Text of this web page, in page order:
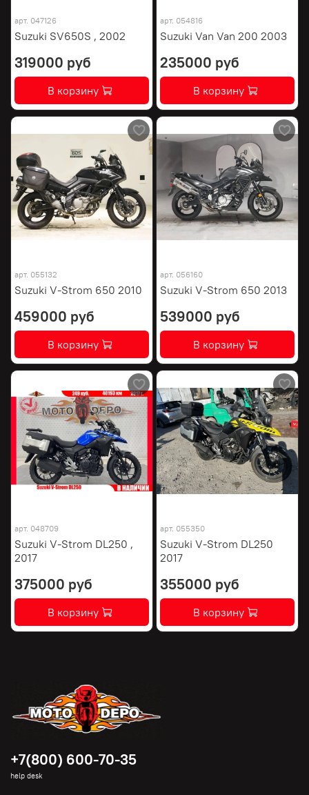
арт. 047126
Suzuki SV650S , 2002
319000 руб
В корзину
арт. 054816
Suzuki Van Van 200 2003
235000 руб
В корзину
арт. 055132
Suzuki V-Strom 650 2010
459000 руб
В корзину
арт. 056160
Suzuki V-Strom 650 2013
539000 руб
В корзину
арт. 048709
Suzuki V-Strom DL250 ,
2017
375000 руб
В корзину
арт. 055350
Suzuki V-Strom DL250
2017
355000 руб
В корзину
+7(800) 600-70-35
help desk